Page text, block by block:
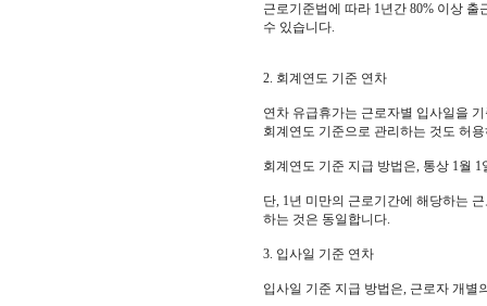
근로기준법에 따라 1년간 80% 이상
수 있습니다.
2. 회계연도 기준 연차
연차 유급휴가는 근로자별 입사일을
회계연도 기준으로 관리하는 것도 허
회계연도 기준 지급 방법은, 통상 1월
단, 1년 미만의 근로기간에 해당하는
하는 것은 동일합니다.
3. 입사일 기준 연차
입사일 기준 지급 방법은, 근로자 개별